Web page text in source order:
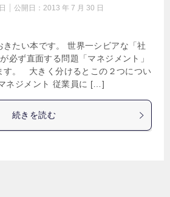
公開日： 2013 年 7 月 30 日
たい本です。 世界一シビアな「社
必ず直面する問題「マネジメント」
す。 大きく分けるとこの２つについ
ネジメント 従業員に […]
続きを読む